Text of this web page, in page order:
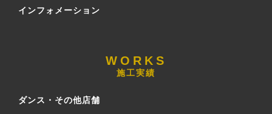
インフォメーション
施工実績
ダンス・その他店舗